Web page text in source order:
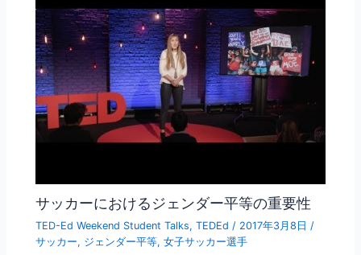
サッカーにおけるジェンダー平等の重要性
TED-Ed Weekend Student Talks,TEDEd / 2017年3月8日 /
サッカー, ジェンダー平等,女子サッカー選手